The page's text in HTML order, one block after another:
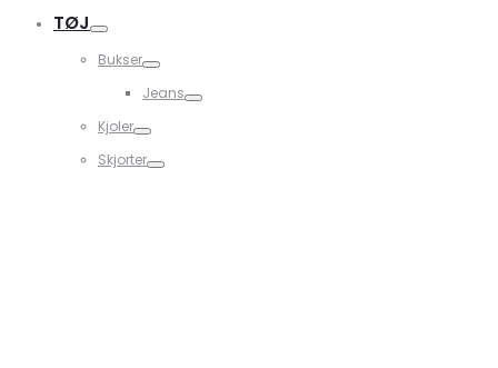
TØJ
Bukser
Jeans
Kjoler
Skjorter